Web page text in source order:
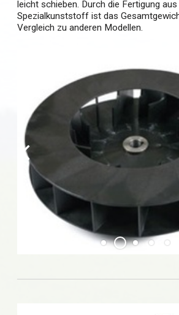
leicht schieben. Durch die Fertigung
Spezialkunststoff ist das
Vergleich zu anderen Modellen.